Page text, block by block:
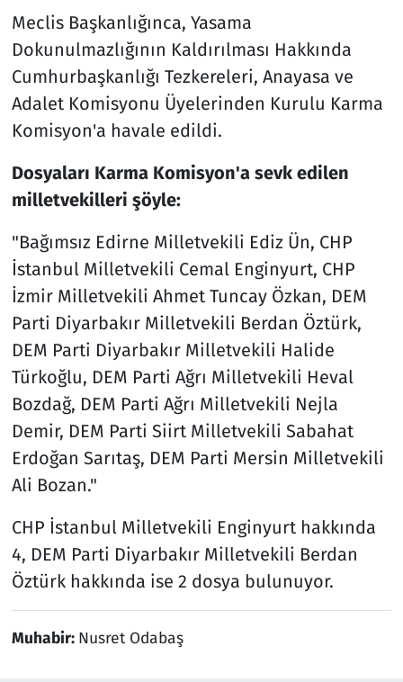
Meclis Başkanlığınca, Yasama
Dokunulmazlığının Kaldırılması Hakkında
Cumhurbaşkanlığı Tezkereleri, Anayasa ve
Adalet Komisyonu Üyelerinden Kurulu Karma
Komisyon'a havale edildi.
Dosyaları Karma Komisyon'a sevk edilen
milletvekilleri şöyle:
"Bağımsız Edirne Milletvekili Ediz Ün, CHP
İstanbul Milletvekili Cemal Enginyurt, CHP
İzmir Milletvekili Ahmet Tuncay Özkan, DEM
Parti Diyarbakır Milletvekili Berdan Öztürk,
DEM Parti Diyarbakır Milletvekili Halide
Türkoğlu, DEM Parti Ağrı Milletvekili Heval
Bozdağ, DEM Parti Ağrı Milletvekili Nejla
Demir, DEM Parti Siirt Milletvekili Sabahat
Erdoğan Sarıtaş, DEM Parti Mersin Milletvekili
Ali Bozan."
CHP İstanbul Milletvekili Enginyurt hakkında
4, DEM Parti Diyarbakır Milletvekili Berdan
Öztürk hakkında ise 2 dosya bulunuyor.
Muhabir: Nusret Odabaş
Savunma Sanayi
Seçim 2023
Spor
Televizyon